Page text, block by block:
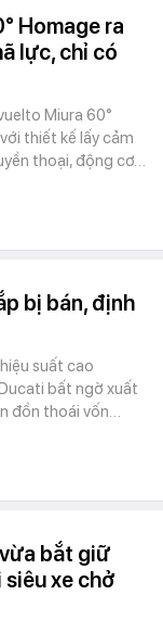
Homage ra
lực, chỉ có
Miura 60°
thiết kế lấy cảm
thoại, động cơ…
bị bán, định
suất cao
bất ngờ xuất
đồn thoái vốn…
bắt giữ
xe chở